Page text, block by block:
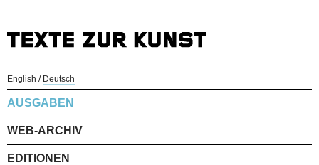
English / Deutsch
AUSGABEN
WEB-ARCHIV
EDITIONEN